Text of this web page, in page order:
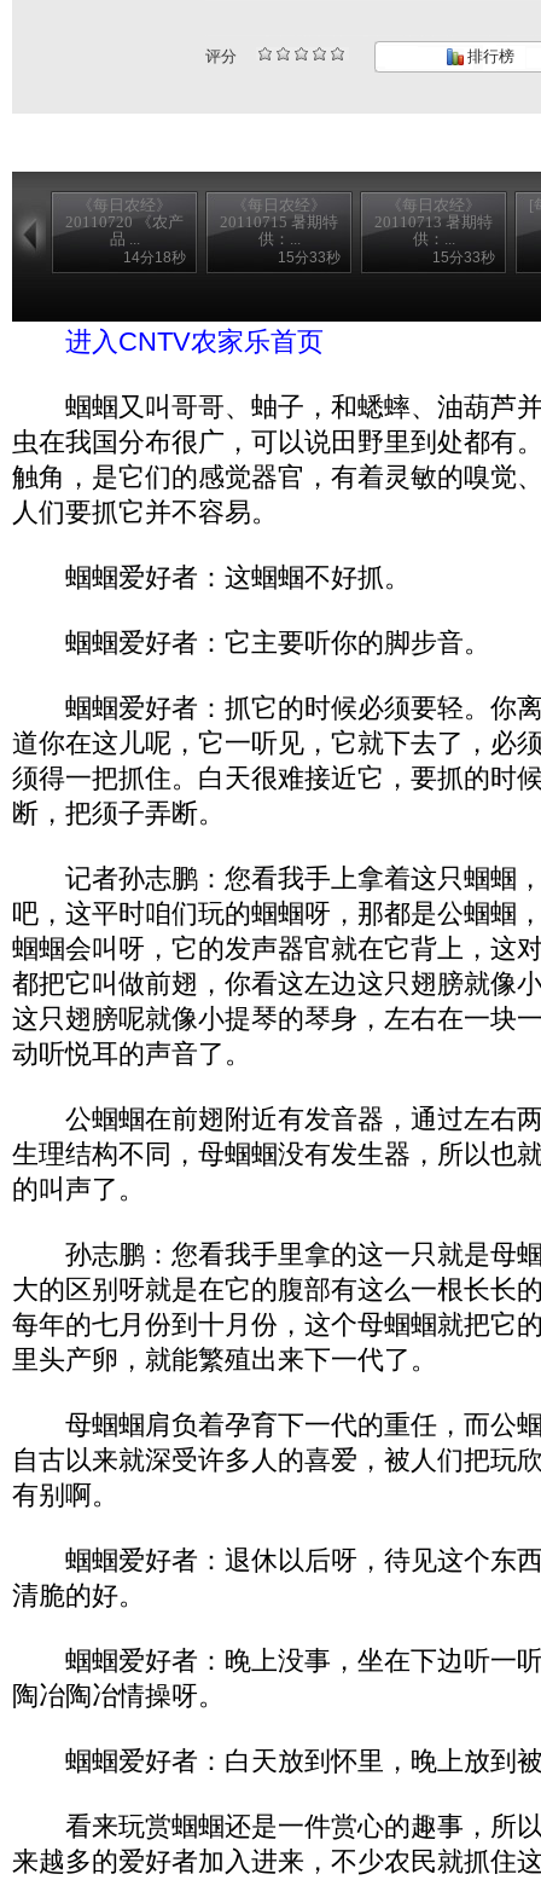
评分 排行榜
《每日农经》
20110720 《农产
品 ...
14分18秒
《每日农经》
20110715 暑期特
供：...
15分33秒
《每日农经》
20110713 暑期特
供：...
15分33秒
[
进入CNTV农家乐首页
蝈蝈又叫哥哥、蚰子，和蟋蟀、油葫芦
虫在我国分布很广，可以说田野里到处都有
触角，是它们的感觉器官，有着灵敏的嗅觉
人们要抓它并不容易。
蝈蝈爱好者：这蝈蝈不好抓。
蝈蝈爱好者：它主要听你的脚步音。
蝈蝈爱好者：抓它的时候必须要轻。你
道你在这儿呢，它一听见，它就下去了，必
须得一把抓住。白天很难接近它，要抓的时
断，把须子弄断。
记者孙志鹏：您看我手上拿着这只蝈蝈
吧，这平时咱们玩的蝈蝈呀，那都是公蝈蝈
蝈蝈会叫呀，它的发声器官就在它背上，这
都把它叫做前翅，你看这左边这只翅膀就像
这只翅膀呢就像小提琴的琴身，左右在一块
动听悦耳的声音了。
公蝈蝈在前翅附近有发音器，通过左右
生理结构不同，母蝈蝈没有发生器，所以也
的叫声了。
孙志鹏：您看我手里拿的这一只就是母
大的区别呀就是在它的腹部有这么一根长长
每年的七月份到十月份，这个母蝈蝈就把它
里头产卵，就能繁殖出来下一代了。
母蝈蝈肩负着孕育下一代的重任，而公
自古以来就深受许多人的喜爱，被人们把玩
有别啊。
蝈蝈爱好者：退休以后呀，待见这个东
清脆的好。
蝈蝈爱好者：晚上没事，坐在下边听一
陶冶陶冶情操呀。
蝈蝈爱好者：白天放到怀里，晚上放到
看来玩赏蝈蝈还是一件赏心的趣事，所
来越多的爱好者加入进来，不少农民就抓住